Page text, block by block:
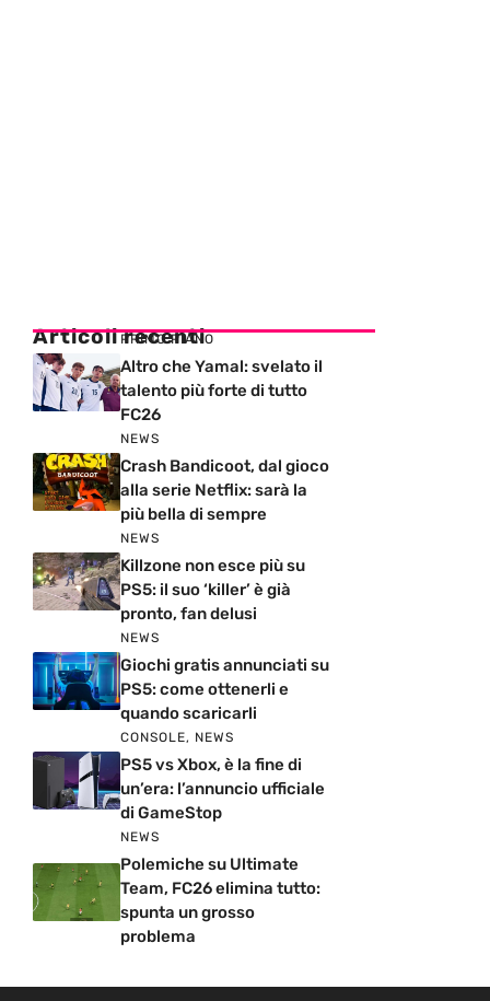
Articoli recenti
PRIMO PIANO
Altro che Yamal: svelato il
talento più forte di tutto
FC26
NEWS
Crash Bandicoot, dal gioco
alla serie Netflix: sarà la
più bella di sempre
NEWS
Killzone non esce più su
PS5: il suo ‘killer’ è già
pronto, fan delusi
NEWS
Giochi gratis annunciati su
PS5: come ottenerli e
quando scaricarli
CONSOLE, NEWS
PS5 vs Xbox, è la fine di
un’era: l’annuncio ufficiale
di GameStop
NEWS
Polemiche su Ultimate
Team, FC26 elimina tutto:
spunta un grosso
problema